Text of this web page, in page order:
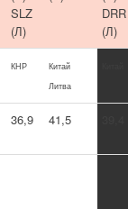
SLZ
(Л)
DRR
(Л)
КНР
Китай
Литва
36,9 41,5